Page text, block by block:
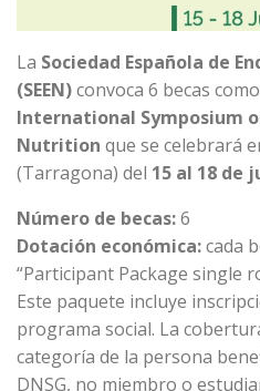
La Sociedad Española de
(SEEN)convoca 6 becas
International Symposium
Nutrition que se celebrará
(Tarragona) del 15 al 18 de
Número de becas:6
Dotación económica:cada
“Participant Package single
Este paquete incluye
programa social. La
categoría de la persona
DNSG, no miembro o